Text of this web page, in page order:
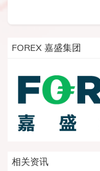
FOREX 嘉盛集团
相关资讯